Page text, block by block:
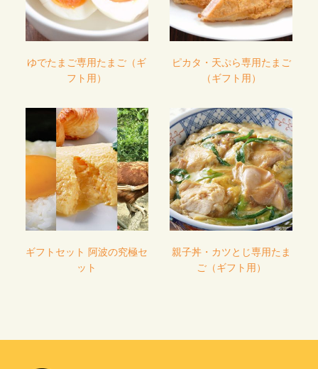
ゆでたまご専用たまご（ギ
フト用）
ピカタ・天ぷら専用たまご
（ギフト用）
ギフトセット 阿波の究極セ
ット
親子丼・カツとじ専用たま
ご（ギフト用）